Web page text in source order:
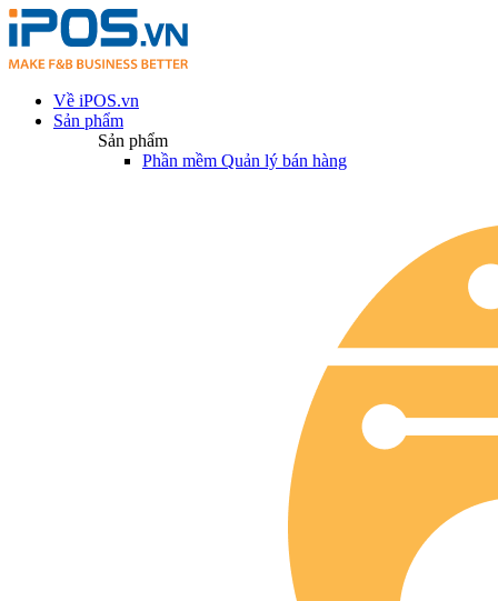
Về iPOS.vn
Sản phẩm
Sản phẩm
Phần mềm Quản lý bán hàng